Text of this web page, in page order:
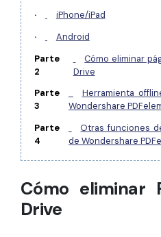
Edita y personaliza plantillas
Adquiere PDFelement con
Centro de descargas
Descarga las herramientas de
Actualización
·
iPhone/iPad
·
Android
Parte
2
Cómo eliminar
Drive
Parte
3
Herramienta
Wondershare
Parte
4
Otras funciones
de Wondershare
Cómo eliminar
Drive